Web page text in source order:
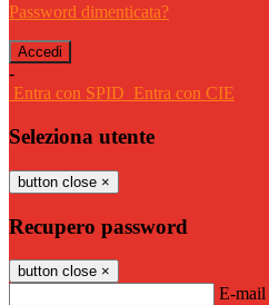
Password dimenticata?
-
Entra con SPID Entra con CIE
Seleziona utente
button close ×
Recupero password
button close ×
E-mail